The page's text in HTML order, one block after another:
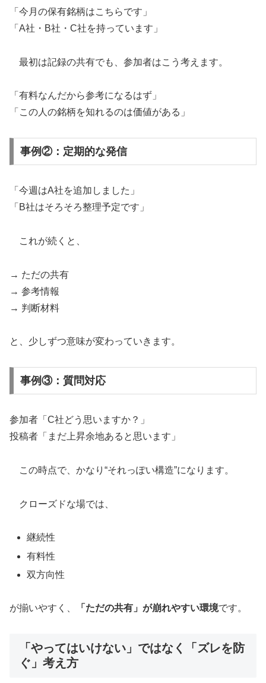
「今月の保有銘柄はこちらです」
「A社・B社・C社を持っています」
最初は記録の共有でも、参加者はこう考えます。
「有料なんだから参考になるはず」
「この人の銘柄を知れるのは価値がある」
事例②：定期的な発信
「今週はA社を追加しました」
「B社はそろそろ整理予定です」
これが続くと、
→ ただの共有
→ 参考情報
→ 判断材料
と、少しずつ意味が変わっていきます。
事例③：質問対応
参加者「C社どう思いますか？」
投稿者「まだ上昇余地あると思います」
この時点で、かなり“それっぽい構造”になります。
クローズドな場では、
継続性
有料性
双方向性
が揃いやすく、 「ただの共有」が崩れやすい環境です。
「やってはいけない」ではなく「ズレを防
ぐ」考え方